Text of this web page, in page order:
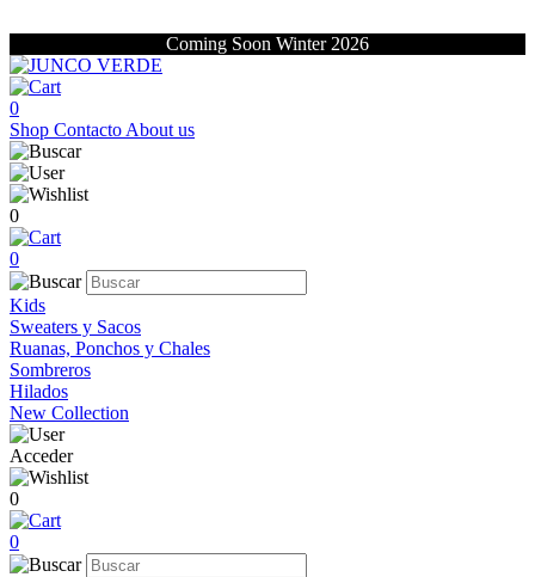
Coming Soon Winter 2026
0
Shop Contacto About us
0
0
Kids
Sweaters y Sacos
Ruanas, Ponchos y Chales
Sombreros
Hilados
New Collection
Acceder
0
0